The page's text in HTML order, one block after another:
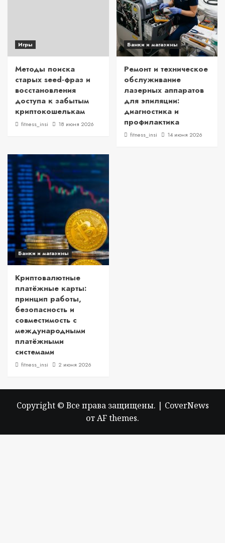
Игры
Методы поиска
старых seed-фраз и
восстановления
доступа к забытым
криптокошелькам
fitness_insi 18 июня 2026
Банки и магазины
Ремонт и техническое
обслуживание
лазерных аппаратов
для эпиляции:
диагностика и
профилактика
fitness_insi 14 июня 2026
Банки и магазины
Криптовалютные
платёжные карты:
принцип работы,
безопасность и
совместимость с
международными
платёжными
системами
fitness_insi 2 июня 2026
Copyright © Все права защищены. | CoverNews
от AF themes.